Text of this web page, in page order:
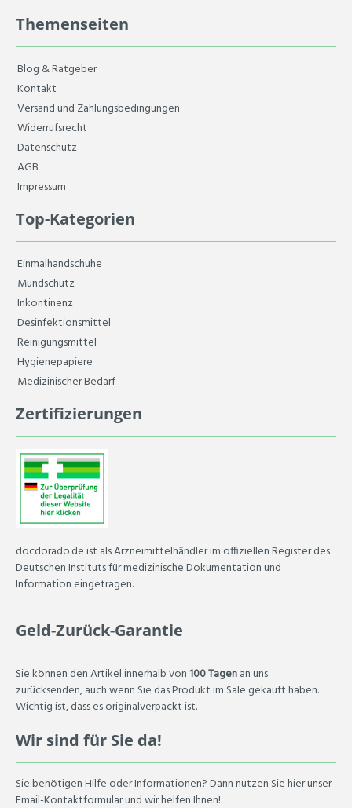
Themenseiten
Blog & Ratgeber
Kontakt
Versand und Zahlungsbedingungen
Widerrufsrecht
Datenschutz
AGB
Impressum
Top-Kategorien
Einmalhandschuhe
Mundschutz
Inkontinenz
Desinfektionsmittel
Reinigungsmittel
Hygienepapiere
Medizinischer Bedarf
Zertifizierungen
docdorado.de ist als Arzneimittelhändler im offiziellen Register des
Deutschen Instituts für medizinische Dokumentation und
Information eingetragen.
Geld-Zurück-Garantie
Sie können den Artikel innerhalb von100 Tagenan uns
zurücksenden, auch wenn Sie das Produkt im Sale gekauft haben.
Wichtig ist, dass es originalverpackt ist.
Wir sind für Sie da!
Sie benötigen Hilfe oder Informationen? Dann nutzen Sie hier unser
Email-Kontaktformular und wir helfen Ihnen!